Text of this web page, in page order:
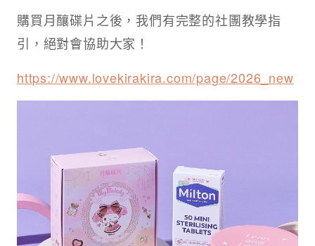
購買月釀碟片之後，我們有完整的社團教學指
引，絕對會協助大家！
https://www.lovekirakira.com/page/2026_new